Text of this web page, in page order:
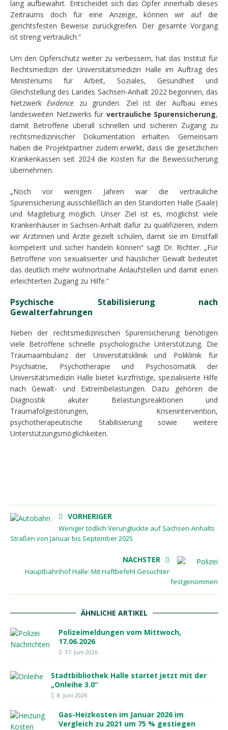
lang aufbewahrt. Entscheidet sich das Opfer innerhalb dieses
Zeitraums doch für eine Anzeige, können wir auf die
gerichtsfesten Beweise zurückgreifen. Der gesamte Vorgang
ist streng vertraulich.“
Um den Opferschutz weiter zu verbessern, hat das Institut für
Rechtsmedizin der Universitätsmedizin Halle im Auftrag des
Ministeriums für Arbeit, Soziales, Gesundheit und
Gleichstellung des Landes Sachsen-Anhalt 2022 begonnen, das
NetzwerkEvidence zu gründen. Ziel ist der Aufbau eines
landesweiten Netzwerks für vertrauliche Spurensicherung,
damit Betroffene überall schnellen und sicheren Zugang zu
rechtsmedizinischer Dokumentation erhalten. Gemeinsam
haben die Projektpartner zudem erwirkt, dass die gesetzlichen
Krankenkassen seit 2024 die Kosten für die Beweissicherung
übernehmen.
„Noch vor wenigen Jahren war die vertrauliche
Spurensicherung ausschließlich an den Standorten Halle (Saale)
und Magdeburg möglich. Unser Ziel ist es, möglichst viele
Krankenhäuser in Sachsen-Anhalt dafür zu qualifizieren, indem
wir Ärztinnen und Ärzte gezielt schulen, damit sie im Ernstfall
kompetent und sicher handeln können“ sagt Dr. Richter. „Für
Betroffene von sexualisierter und häuslicher Gewalt bedeutet
das deutlich mehr wohnortnahe Anlaufstellen und damit einen
erleichterten Zugang zu Hilfe.“
Psychische Stabilisierung nach
Gewalterfahrungen
Neben der rechtsmedizinischen Spurensicherung benötigen
viele Betroffene schnelle psychologische Unterstützung. Die
Traumaambulanz der Universitätsklinik und Poliklinik für
Psychiatrie, Psychotherapie und Psychosomatik der
Universitätsmedizin Halle bietet kurzfristige, spezialisierte Hilfe
nach Gewalt- und Extrembelastungen. Dazu gehören die
Diagnostik akuter Belastungsreaktionen und
Traumafolgestörungen, Krisenintervention,
psychotherapeutische Stabilisierung sowie weitere
Unterstützungsmöglichkeiten.
VORHERIGER
Weniger tödlich Verunglückte auf Sachsen-Anhalts
Straßen von Januar bis September 2025
NÄCHSTER
Hauptbahnhof Halle: Mit Haftbefehl Gesuchter
festgenommen
ÄHNLICHE ARTIKEL
Polizeimeldungen vom Mittwoch,
17.06.2026
17. Juni 2026
Stadtbibliothek Halle startet jetzt mit der
„Onleihe 3.0“
8. Juni 2026
Gas-Heizkosten im Januar 2026 im
Vergleich zu 2021 um 75 % gestiegen